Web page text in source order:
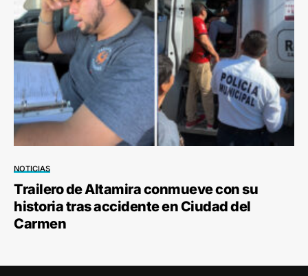
NOTICIAS
Trailero de Altamira conmueve con su
historia tras accidente en Ciudad del
Carmen